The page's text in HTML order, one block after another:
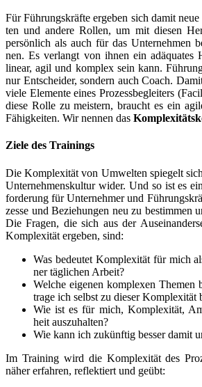
Für Füh­rungs­kräf­te erge­ben sich damit
ten und ande­re Rol­len, um mit die­sen
per­sön­lich als auch für das Unter­nehmen
nen. Es ver­langt von ihnen ein adäqua­tes
line­ar, agil und kom­plex sein kann.
nur Ent­schei­der, son­dern auch Coach.
vie­le Ele­men­te eines Pro­zess­be­glei­ters
die­se Rol­le zu meis­tern, braucht es ein
Fähig­kei­ten. Wir nen­nen das
Zie­le des Trainings
Die Kom­ple­xi­tät von Umwel­ten spie­gelt
Unter­neh­mens­kul­tur wider. Und so ist es
for­de­rung für Unter­neh­mer und
zes­se und Bezie­hun­gen neu zu bestim­men
Die Fra­gen, die sich aus der
Kom­ple­xi­tät erge­ben, sind:
Was bedeu­tet Kom­ple­xi­tät für mich
ner täg­li­chen Arbeit?
Wel­che eige­nen kom­ple­xen
tra­ge ich selbst zu die­ser Kom­ple­xi­tät
Wie ist es für mich, Kom­ple­xi­tät,
heit auszuhalten?
Wie kann ich zukünf­tig bes­ser damit
Im Trai­ning wird die Kom­ple­xi­tät des
näher erfah­ren, reflek­tiert und geübt: